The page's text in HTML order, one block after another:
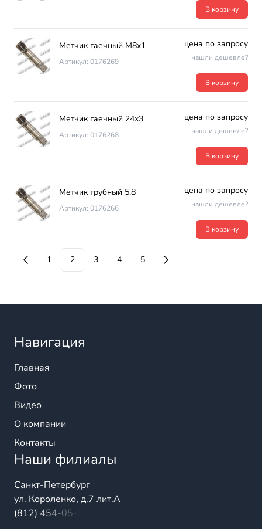
В корзину
Метчик гаечный М8х1
Артикул: 0176269
цена по запросу
нашли дешевле?
В корзину
Метчик гаечный 24х3
Артикул: 0176268
цена по запросу
нашли дешевле?
В корзину
Метчик трубный 5,8
Артикул: 0176266
цена по запросу
нашли дешевле?
В корзину
1 2 3 4 5
Навигация
Главная
Фото
Видео
О компании
Контакты
Наши филиалы
Санкт-Петербург
ул. Короленко, д.7 лит.А
(812) 454-05-54